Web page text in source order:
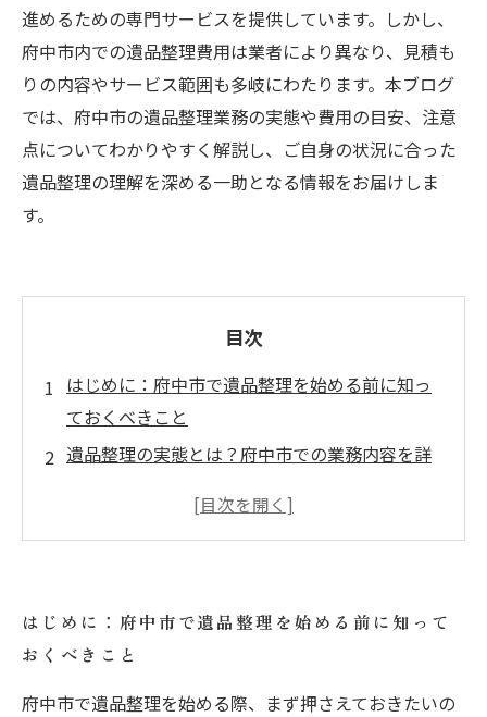
進めるための専門サービスを提供しています。しかし、
府中市内での遺品整理費用は業者により異なり、見積も
りの内容やサービス範囲も多岐にわたります。本ブログ
では、府中市の遺品整理業務の実態や費用の目安、注意
点についてわかりやすく解説し、ご自身の状況に合った
遺品整理の理解を深める一助となる情報をお届けしま
す。
目次
はじめに：府中市で遺品整理を始める前に知っ
ておくべきこと
遺品整理の実態とは？府中市での業務内容を詳
費用の壁を乗り越える：府中市の遺品整理費用
整理サービスを見極めるには
まとめと今後のステップ：府中市で納得の遺品
整理を完了させるために
はじめに：府中市で遺品整理を始める前に知って
おくべきこと
府中市で遺品整理を始める際、まず押さえておきたいの